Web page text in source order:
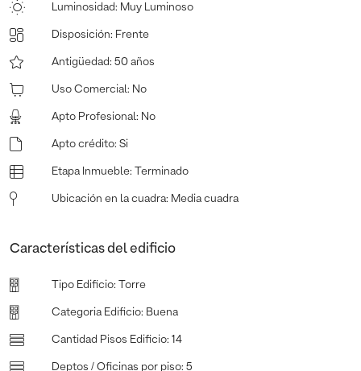
Luminosidad: Muy Luminoso
Disposición: Frente
Antigüedad: 50 años
Uso Comercial : No
Apto Profesional : No
Apto crédito: Si
Etapa Inmueble: Terminado
Ubicación en la cuadra: Media cuadra
Características del edificio
Tipo Edificio: Torre
Categoria Edificio: Buena
Cantidad Pisos Edificio: 14
Deptos / Oficinas por piso: 5